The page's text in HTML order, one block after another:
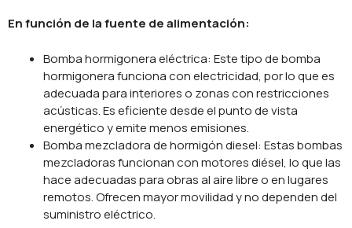
En función de la fuente de alimentación:
Bomba hormigonera eléctrica: Este tipo de bomba
hormigonera funciona con electricidad, por lo que es
adecuada para interiores o zonas con restricciones
acústicas. Es eficiente desde el punto de vista
energético y emite menos emisiones.
Bomba mezcladora de hormigón diesel: Estas bombas
mezcladoras funcionan con motores diésel, lo que las
hace adecuadas para obras al aire libre o en lugares
remotos. Ofrecen mayor movilidad y no dependen del
suministro eléctrico.